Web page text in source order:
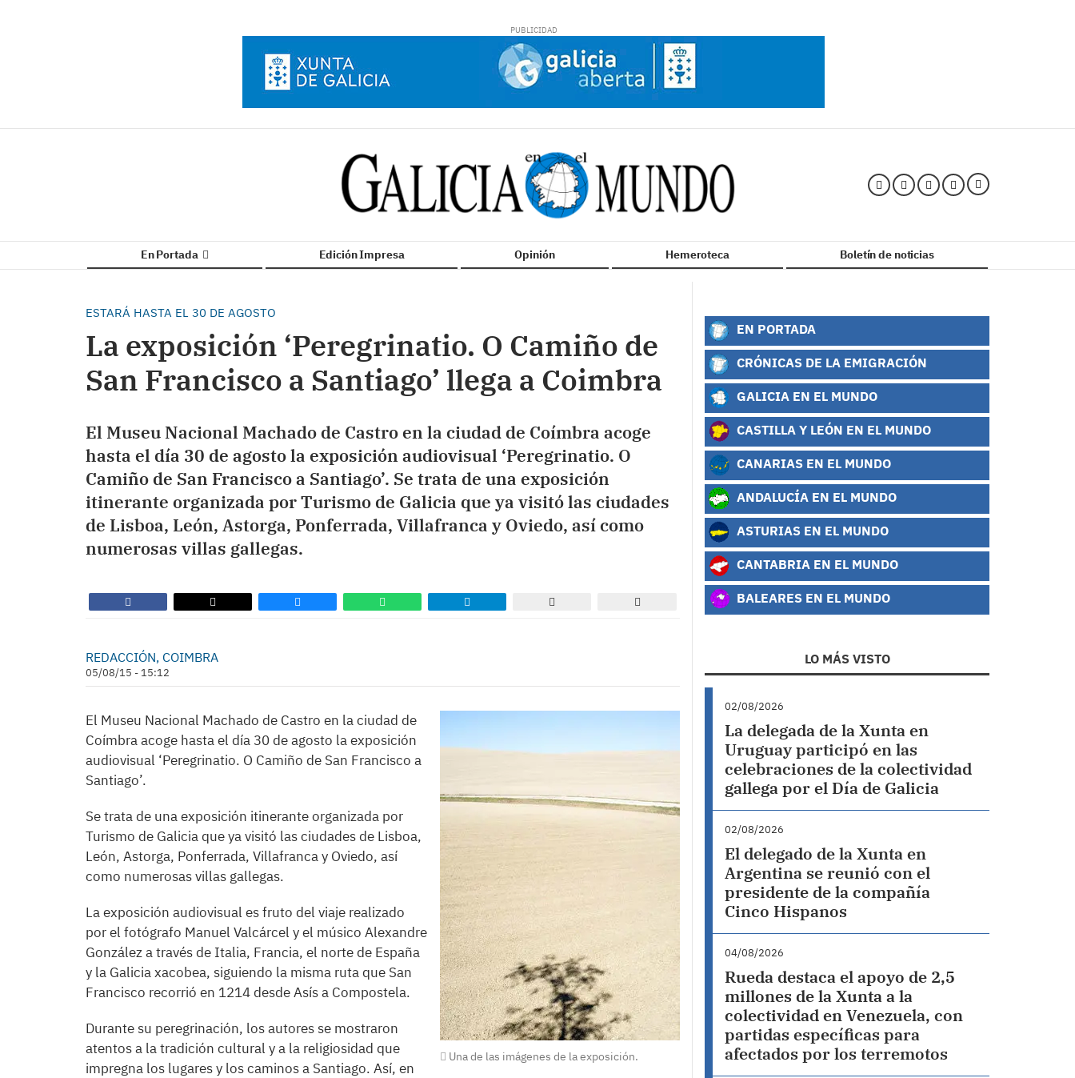
En Portada Edición Impresa Opinión Hemeroteca Boletín de noticias
ESTARÁ HASTA EL 30 DE AGOSTO
La exposición ‘Peregrinatio. O Camiño de
San Francisco a Santiago’ llega a Coimbra
El Museu Nacional Machado de Castro en la ciudad de Coímbra acoge
hasta el día 30 de agosto la exposición audiovisual ‘Peregrinatio. O
Camiño de San Francisco a Santiago’. Se trata de una exposición
itinerante organizada por Turismo de Galicia que ya visitó las ciudades
de Lisboa, León, Astorga, Ponferrada, Villafranca y Oviedo, así como
numerosas villas gallegas.
REDACCIÓN, COIMBRA
05/08/15 - 15:12
Una de las imágenes de la exposición.
El Museu Nacional Machado de Castro en la ciudad de
Coímbra acoge hasta el día 30 de agosto la exposición
audiovisual ‘Peregrinatio. O Camiño de San Francisco a
Santiago’.
Se trata de una exposición itinerante organizada por
Turismo de Galicia que ya visitó las ciudades de Lisboa,
León, Astorga, Ponferrada, Villafranca y Oviedo, así
como numerosas villas gallegas.
La exposición audiovisual es fruto del viaje realizado
por el fotógrafo Manuel Valcárcel y el músico Alexandre
González a través de Italia, Francia, el norte de España
y la Galicia xacobea, siguiendo la misma ruta que San
Francisco recorrió en 1214 desde Asís a Compostela.
Durante su peregrinación, los autores se mostraron
atentos a la tradición cultural y a la religiosidad que
impregna los lugares y los caminos a Santiago. Así, en
EN PORTADA
CRÓNICAS DE LA EMIGRACIÓN
GALICIA EN EL MUNDO
CASTILLA Y LEÓN EN EL MUNDO
CANARIAS EN EL MUNDO
ANDALUCÍA EN EL MUNDO
ASTURIAS EN EL MUNDO
CANTABRIA EN EL MUNDO
BALEARES EN EL MUNDO
LO MÁS VISTO
02/08/2026
La delegada de la Xunta en
Uruguay participó en las
celebraciones de la colectividad
gallega por el Día de Galicia
02/08/2026
El delegado de la Xunta en
Argentina se reunió con el
presidente de la compañía
Cinco Hispanos
04/08/2026
Rueda destaca el apoyo de 2,5
millones de la Xunta a la
colectividad en Venezuela, con
partidas específicas para
afectados por los terremotos